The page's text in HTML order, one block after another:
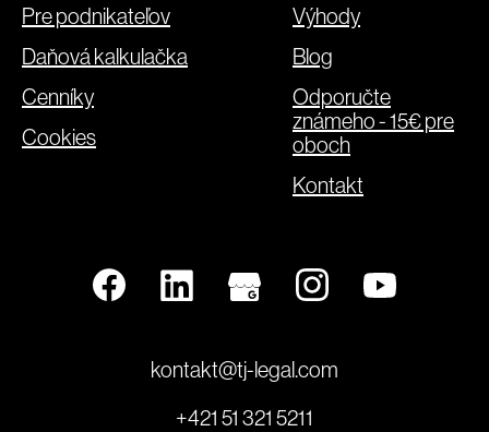
Pre podnikateľov
Daňová kalkulačka
Cenníky
Cookies
Výhody
Blog
Odporučte
známeho - 15€ pre
oboch
Kontakt
kontakt@tj-legal.com
+421 51 321 5211